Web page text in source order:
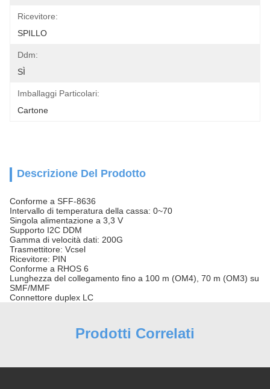
Ricevitore:
SPILLO
Ddm:
SÌ
Imballaggi Particolari:
Cartone
Descrizione Del Prodotto
Conforme a SFF-8636
Intervallo di temperatura della cassa: 0~70
Singola alimentazione a 3,3 V
Supporto I2C DDM
Gamma di velocità dati: 200G
Trasmettitore: Vcsel
Ricevitore: PIN
Conforme a RHOS 6
Lunghezza del collegamento fino a 100 m (OM4), 70 m (OM3) su
SMF/MMF
Connettore duplex LC
Prodotti Correlati